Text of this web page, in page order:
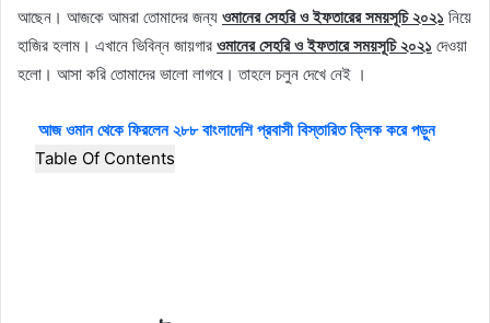
আছেন। আজকে আমরা তোমাদের জন্য ওমানের সেহরি ও ইফতারের সময়সূচি ২০২১ নিয়ে
হাজির হলাম। এখানে ভিবিন্ন জায়গার ওমানের সেহরি ও ইফতারে সময়সূচি ২০২১ দেওয়া
হলো। আসা করি তোমাদের ভালো লাগবে। তাহলে চলুন দেখে নেই ।
আজ ওমান থেকে ফিরলেন ২৮৮ বাংলাদেশি প্রবাসী বিস্তারিত ক্লিক করে পড়ুন
Table Of Contents